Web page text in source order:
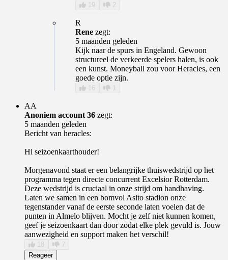
19 2
R
Rene zegt:
5 maanden geleden
Kijk naar de spurs in Engeland. Gewoon
structureel de verkeerde spelers halen, is ook
een kunst. Moneyball zou voor Heracles, een
goede optie zijn.
16 1
AA
Anoniem account 36 zegt:
5 maanden geleden
Bericht van heracles:
Hi seizoenkaarthouder!
Morgenavond staat er een belangrijke thuiswedstrijd op het
programma tegen directe concurrent Excelsior Rotterdam.
Deze wedstrijd is cruciaal in onze strijd om handhaving.
Laten we samen in een bomvol Asito stadion onze
tegenstander vanaf de eerste seconde laten voelen dat de
punten in Almelo blijven. Mocht je zelf niet kunnen komen,
geef je seizoenkaart dan door zodat elke plek gevuld is. Jouw
aanwezigheid en support maken het verschil!
18
7
Reageer